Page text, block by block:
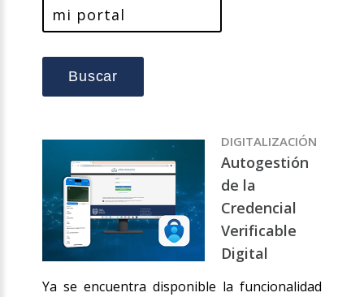
Buscar
DIGITALIZACIÓN
Autogestión
de la
Credencial
Verificable
Digital
Ya se encuentra disponible la funcionalidad